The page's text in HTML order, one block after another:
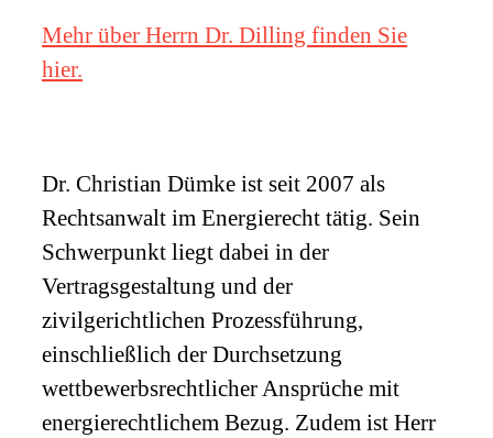
Mehr über Herrn Dr. Dilling finden Sie
hier.
Dr. Christian Dümke ist seit 2007 als
Rechtsanwalt im Energierecht tätig. Sein
Schwerpunkt liegt dabei in der
Vertragsgestaltung und der
zivilgerichtlichen Prozessführung,
einschließlich der Durchsetzung
wettbewerbsrechtlicher Ansprüche mit
energierechtlichem Bezug. Zudem ist Herr